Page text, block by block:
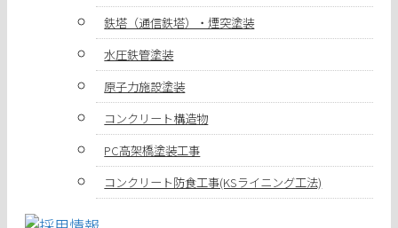
鉄塔（通信鉄塔）・煙突塗装
水圧鉄管塗装
原子力施設塗装
コンクリート構造物
PC高架橋塗装工事
コンクリート防食工事(KSライニング工法)